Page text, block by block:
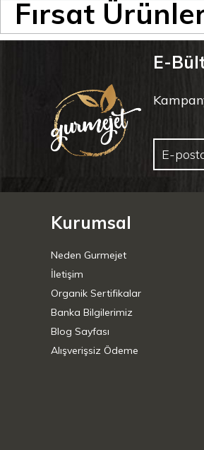
Fırsat
E-
Kurumsal
Neden Gurmejet
İletişim
Organik Sertifikalar
Banka Bilgilerimiz
Blog Sayfası
Alışverişsiz Ödeme